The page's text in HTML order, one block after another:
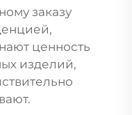
заказу
ценность
изделий,